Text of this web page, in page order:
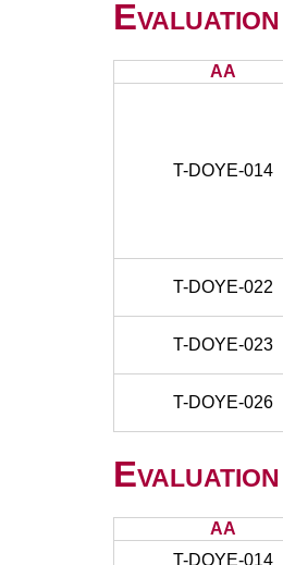
AA
T-DOYE-014
T-DOYE-022
T-DOYE-023
T-DOYE-026
AA
T-DOYE-014